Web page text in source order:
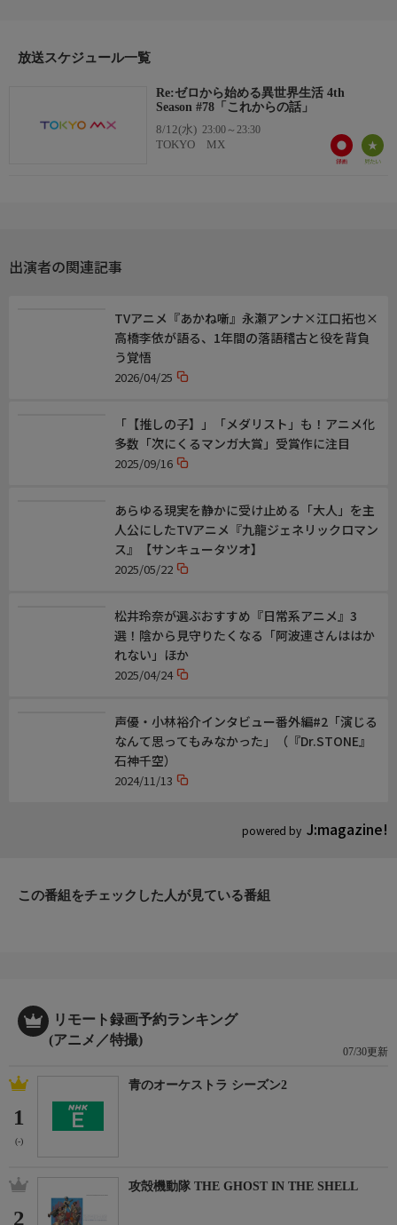
【アナスタシア・ホーシン】植田佳奈
【シャウラ】ファイルーズあい
【レイド・アストレア】杉田智和
【ライ・バテンカイトス／ロイ・アルファルド
放送スケジュール一覧
Re:ゼロから始める異世界生活 4th
Season #78「これからの話」
8/12(水) 23:00～23:30
TOKYO MX
出演者の関連記事
powered by J:magazine!
TVアニメ『あかね噺』永瀬アンナ×江口拓也×
高橋李依が語る、1年間の落語稽古と役を背負
う覚悟
2026/04/25
「【推しの子】」「メダリスト」も！アニメ化
多数「次にくるマンガ大賞」受賞作に注目
2025/09/16
あらゆる現実を静かに受け止める「大人」を主
人公にしたTVアニメ『九龍ジェネリックロマン
ス』【サンキュータツオ】
2025/05/22
松井玲奈が選ぶおすすめ『日常系アニメ』3
選！陰から見守りたくなる「阿波連さんははか
れない」ほか
2025/04/24
声優・小林裕介インタビュー番外編#2「演じる
なんて思ってもみなかった」（『Dr.STONE』
石神千空）
2024/11/13
この番組をチェックした人が見ている番組
リモート録画予約ランキング
(アニメ／特撮)
07/30更新
1
(-)
青のオーケストラ シーズン2
2
攻殻機動隊 THE GHOST IN THE SHELL